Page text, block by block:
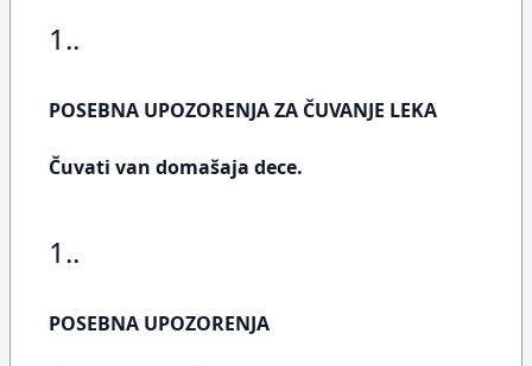
1..
POSEBNA UPOZORENJA ZA ČUVANJE LEKA
Čuvati van domašaja dece.
1..
POSEBNA UPOZORENJA